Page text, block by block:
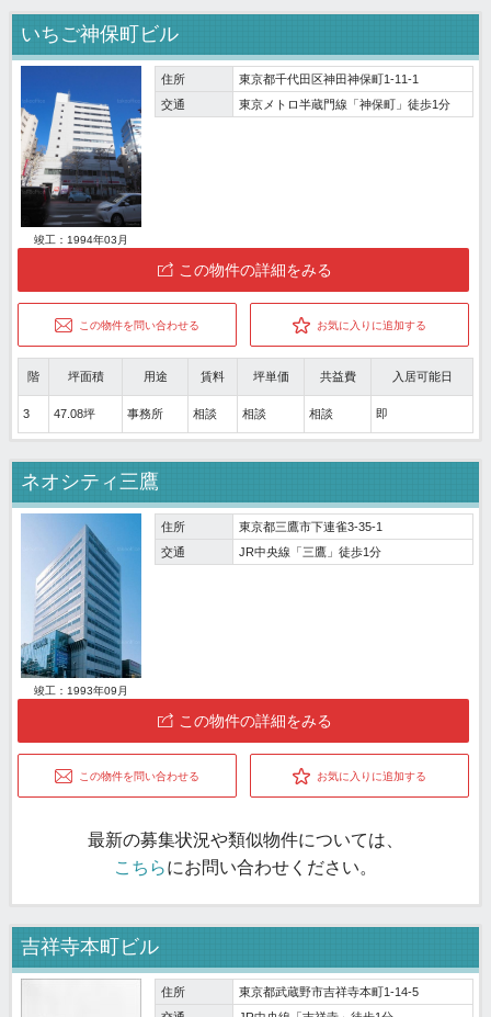
いちご神保町ビル
竣工：1994年03月
住所
東京都千代田区神田神保町1-11-1
交通
東京メトロ半蔵門線「神保町」徒歩1分
この物件の詳細をみる
この物件を問い合わせる お気に入りに追加する
階 坪面積 用途 賃料 坪単価 共益費 入居可能日
3 47.08坪 事務所 相談 相談 相談 即
ネオシティ三鷹
竣工：1993年09月
住所
東京都三鷹市下連雀3-35-1
交通
JR中央線「三鷹」徒歩1分
この物件の詳細をみる
この物件を問い合わせる お気に入りに追加する
最新の募集状況や類似物件については、
こちらにお問い合わせください。
吉祥寺本町ビル
住所
東京都武蔵野市吉祥寺本町1-14-5